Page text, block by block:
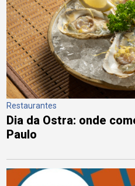
Restaurantes
Dia da Ostra: onde
Paulo